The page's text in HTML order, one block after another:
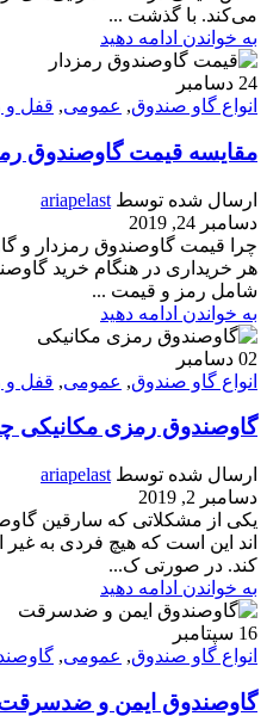
می‌کند. با گذشت ...
به خواندن ادامه دهید
24 دسامبر
انواع گاو صندوق, عمومی, قفل و
مقایسه قیمت گاوصندوق
ارسال شده توسط ariapelast
دسامبر 24, 2019
چرا قیمت گاوصندوق رمزدار و
هر خریداری در هنگام خرید
شامل رمز و قیمت ...
به خواندن ادامه دهید
02 دسامبر
انواع گاو صندوق, عمومی, قفل و
گاوصندوق رمزی مکانیکی
ارسال شده توسط ariapelast
دسامبر 2, 2019
یکی از مشکلاتی که سارقین
اند این است که هیچ فردی به غیر
کند. در صورتی ک...
به خواندن ادامه دهید
16 سپتامبر
انواع گاو صندوق, عمومی,
گاوصندوق ایمن و ضدسرقت